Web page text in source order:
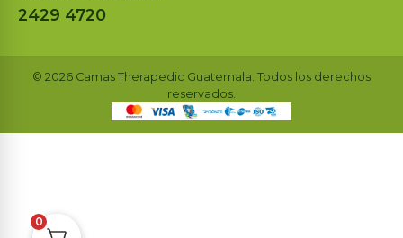
2429 4720
© 2026 Camas Therapedic Guatemala. Todos los derechos
reservados.
0